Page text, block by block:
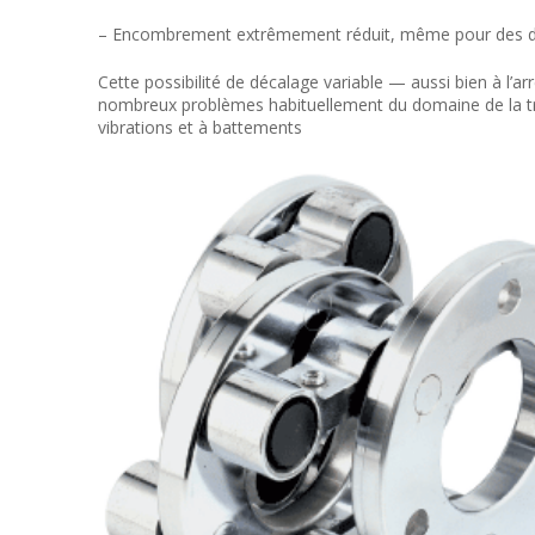
– Encombrement extrêmement réduit, même pour des
Cette possibilité de décalage variable — aussi bien à
nombreux problèmes habituellement du domaine de
vibrations et à battements